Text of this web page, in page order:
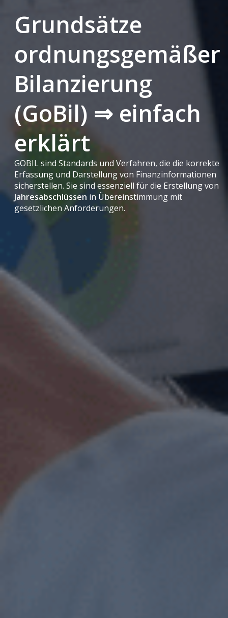
Grundsätze
ordnungsgemäßer
Bilanzierung
(GoBil) ⇒ einfach
erklärt
GOBIL sind Standards und Verfahren, die die korrekte
Erfassung und Darstellung von Finanzinformationen
sicherstellen. Sie sind essenziell für die Erstellung von
Jahresabschlüssen in Übereinstimmung mit
gesetzlichen Anforderungen.